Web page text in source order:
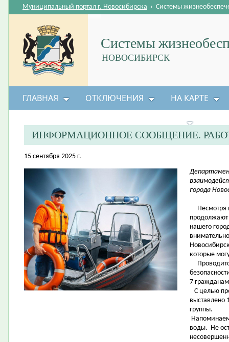
Системы
НОВОСИБИРСК
Муниципальный портал г. Новосибирска › Системы
ГЛАВНАЯ ОТКЛЮЧЕНИЯ НА КАРТЕ
ИНФОРМАЦИОННОЕ СООБЩЕНИЕ.
15 сентября 2025 г.
города
Несмотря
продолжают
нашего
которые
7
С целью
выставлено
группы.
воды. Не